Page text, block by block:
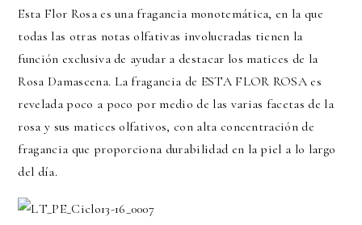
Esta Flor Rosa es una fragancia monotemática, en la que
todas las otras notas olfativas involucradas tienen la
función exclusiva de ayudar a destacar los matices de la
Rosa Damascena. La fragancia de ESTA FLOR ROSA es
revelada poco a poco por medio de las varias facetas de la
rosa y sus matices olfativos, con alta concentración de
fragancia que proporciona durabilidad en la piel a lo largo
del día.